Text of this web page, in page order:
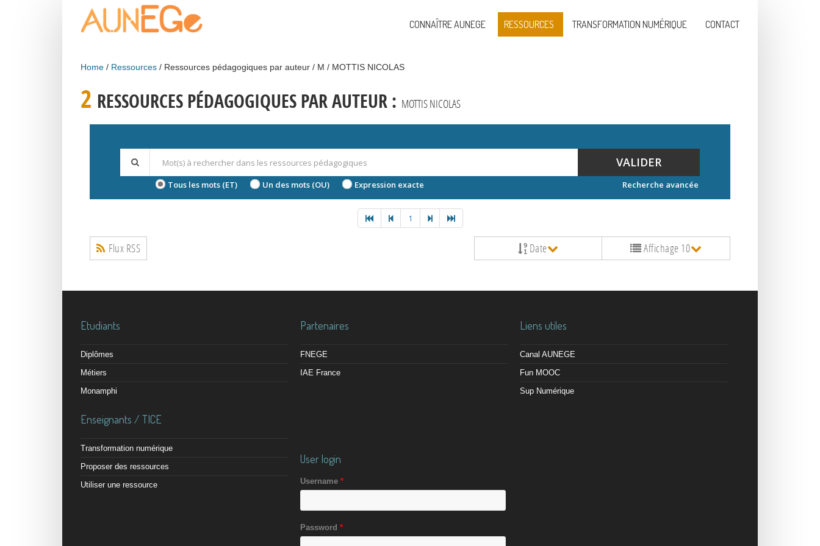
CONNAÎTRE AUNEGE RESSOURCES TRANSFORMATION NUMÉRIQUE CONTACT
Home Ressources Ressources pédagogiques par auteur M MOTTIS NICOLAS
2 RESSOURCES PÉDAGOGIQUES PAR AUTEUR : MOTTIS NICOLAS
VALIDER
Tous les mots (ET) Un des mots (OU) Expression exacte Recherche avancée
1
Flux RSS Date Affichage 10
Etudiants
Diplômes
Métiers
Monamphi
Enseignants / TICE
Transformation numérique
Proposer des ressources
Utiliser une ressource
Partenaires
FNEGE
IAE France
Liens utiles
Canal AUNEGE
Fun MOOC
Sup Numérique
User login
Username *
Password *